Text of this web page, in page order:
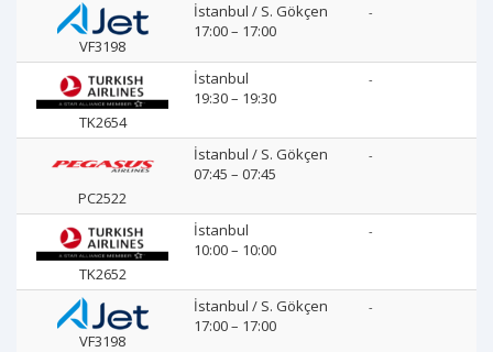
VF3198
İstanbul / S. Gökçen
17:00 – 17:00
-
TK2654
İstanbul
19:30 – 19:30
-
PC2522
İstanbul / S. Gökçen
07:45 – 07:45
-
TK2652
İstanbul
10:00 – 10:00
-
VF3198
İstanbul / S. Gökçen
17:00 – 17:00
-